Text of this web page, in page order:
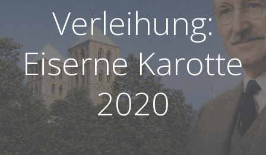
Verleihung:
Eiserne Karotte
2020